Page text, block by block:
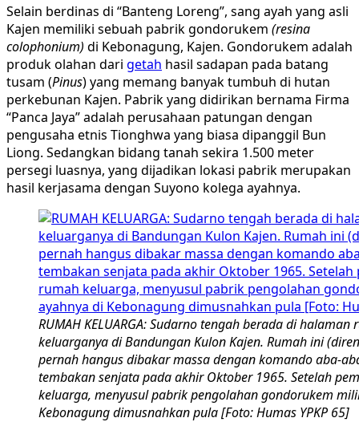
Selain berdinas di “Banteng Loreng”, sang ayah yang asli
Kajen memiliki sebuah pabrik gondorukem (resina
colophonium) di Kebonagung, Kajen. Gondorukem adalah
produk olahan dari getah hasil sadapan pada batang
tusam (Pinus) yang memang banyak tumbuh di hutan
perkebunan Kajen. Pabrik yang didirikan bernama Firma
“Panca Jaya” adalah perusahaan patungan dengan
pengusaha etnis Tionghwa yang biasa dipanggil Bun
Liong. Sedangkan bidang tanah sekira 1.500 meter
persegi luasnya, yang dijadikan lokasi pabrik merupakan
hasil kerjasama dengan Suyono kolega ayahnya.
RUMAH KELUARGA: Sudarno tengah berada di halaman
keluarganya di Bandungan Kulon Kajen. Rumah ini
pernah hangus dibakar massa dengan komando aba-
tembakan senjata pada akhir Oktober 1965. Setelah
keluarga, menyusul pabrik pengolahan gondorukem
Kebonagung dimusnahkan pula [Foto: Humas YPKP 65]